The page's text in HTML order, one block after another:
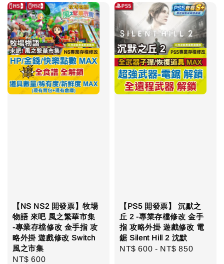
【NS NS2 開發票】牧場
物語 來吧 風之繁華市集
-專業存檔修改 金手指 攻
略外掛 遊戲修改 Switch
風之市集
Regular
NT$ 600
【PS5 開發票】 沉默之
丘 2 -專業存檔修改 金手
指 攻略外掛 遊戲修改 電
鋸 Silent Hill 2 沈默
Regular
NT$ 600 - NT$ 850